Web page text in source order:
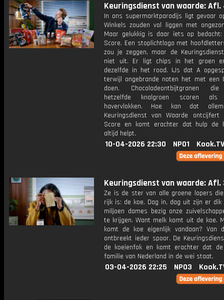
Keuringsdienst van waarde: Afl.
In ons supermarktparadijs ligt gevaar
Winkels zouden vol liggen met
Maar gelukkig is daar iets op
Score. Een stoplichtlogo met
zou je zeggen, maar de
niet uit. Er ligt chips in het groen
dezelfde in het rood. IJs dat A
terwijl ongebrande noten het met een
doen. Chocoladeontbijtgranen
hetzelfde knalgroen scoren als
havervlokken. Hoe kan dat
Keuringsdienst van Waarde ontcijfert
Score en komt erachter dat hulp de
altijd helpt.
10-04-2026 22:30 NPO1 Kook.TV
Keuringsdienst van waarde: Afl.
Ze is de ster van alle groene lopers
rijk is: de koe. Dag in, dag uit zijn er dik
miljoen dames bezig onze
te krijgen. Want melk komt uit de koe.
komt de koe eigenlijk vandaan? Van
ontbreekt ieder spoor. De
de koeienfok en komt erachter dat
familie van Nederland in de wei staat.
03-04-2026 22:25 NPO3